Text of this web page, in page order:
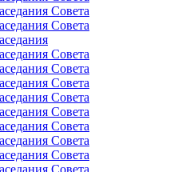
Совета
Совета
Совета
Совета
Совета
Совета
Совета
Совета
Совета
Совета
Совета